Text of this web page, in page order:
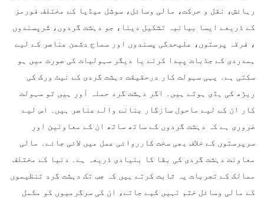
رہائش، نقل و حرکت، مالی وسائل، سوشل میڈیا کے مختلف فورمز
کے ذریعے ایسا بیانیہ تشکیل دینا، جو دہشت گردوں، شرپسندوں
، فرقہ پرستوں، علیحدگی پسندوں اور سماج دشمن عناصر کے لیے
ہمدردی کے جذبات پیدا کرنے یا دیگر سہولیات کی صورت میں ہو
سکتی ہے۔ یہی سہولت کار درحقیقت دہشت گردی کے نیٹ ورک کی
ریڑھ کی ہڈی ہوتے ہیں۔ اگر دہشت گرد حملہ آور ہیں تو سہولت
کار ان کے لیے ماحول سازگار بنانے والے عناصر ہیں۔ اس لیے
ضروری ہے کہ دہشت گردوں کے ساتھ ساتھ ان کے معاونین اور
سرپرستوں کے خلاف بھی سخت کارروائی عمل میں لائی جائے۔ مالی
معاونت دہشت گردی کی بقا کا بنیادی ذریعہ ہے۔ دنیا کے مختلف
ممالک کے تجربات یہ ثابت کرتے ہیں کہ جب تک دہشت گرد تنظیموں
کے مالی وسائل ختم نہیں کیے جاتے، ان کی سرگرمیوں کو مکمل